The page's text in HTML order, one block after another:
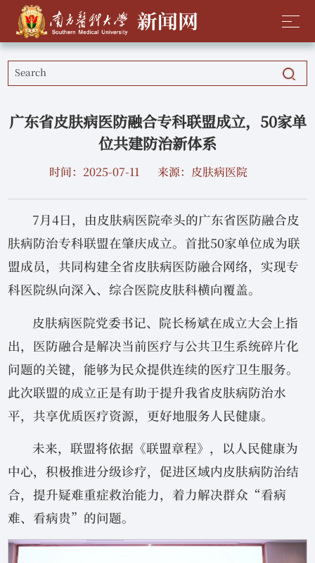
广东省皮肤病医防融合专科联盟成立，50家单
位共建防治新体系
时间：2025-07-11 来源：皮肤病医院
7月4日，由皮肤病医院牵头的广东省医防融合皮
肤病防治专科联盟在肇庆成立。首批50家单位成为联
盟成员，共同构建全省皮肤病医防融合网络，实现专
科医院纵向深入、综合医院皮肤科横向覆盖。
皮肤病医院党委书记、院长杨斌在成立大会上指
出，医防融合是解决当前医疗与公共卫生系统碎片化
问题的关键，能够为民众提供连续的医疗卫生服务。
此次联盟的成立正是有助于提升我省皮肤病防治水
平，共享优质医疗资源，更好地服务人民健康。
未来，联盟将依据《联盟章程》，以人民健康为
中心，积极推进分级诊疗，促进区域内皮肤病防治结
合，提升疑难重症救治能力，着力解决群众“看病
难、看病贵”的问题。